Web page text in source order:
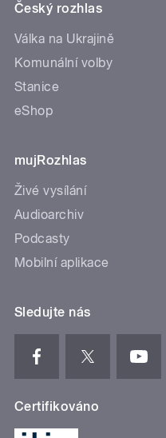
Český rozhlas
Válka na Ukrajině
Komunální volby
Stanice
eShop
mujRozhlas
Živé vysílání
Audioarchiv
Podcasty
Mobilní aplikace
Sledujte nás
Certifikováno